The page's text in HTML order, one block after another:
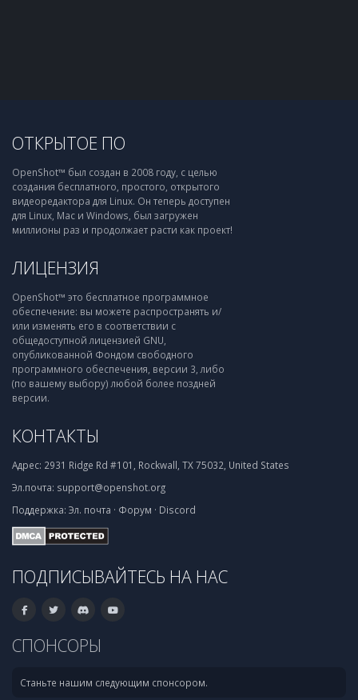
ОТКРЫТОЕ ПО
OpenShot™ был создан в 2008 году, с целью
создания бесплатного, простого, открытого
видеоредактора для Linux. Он теперь доступен
для Linux, Mac и Windows, был загружен
миллионы раз и продолжает расти как проект!
ЛИЦЕНЗИЯ
OpenShot™ это бесплатное программное
обеспечение: вы можете распространять и/
или изменять его в соответствии с
общедоступной лицензией GNU,
опубликованной Фондом свободного
программного обеспечения, версии 3, либо
(по вашему выбору) любой более поздней
версии.
КОНТАКТЫ
Адрес: 2931 Ridge Rd #101, Rockwall, TX 75032, United States
Эл.почта: support@openshot.org
Поддержка: Эл. почта · Форум · Discord
ПОДПИСЫВАЙТЕСЬ НА НАС
СПОНСОРЫ
Станьте нашим следующим спонсором.